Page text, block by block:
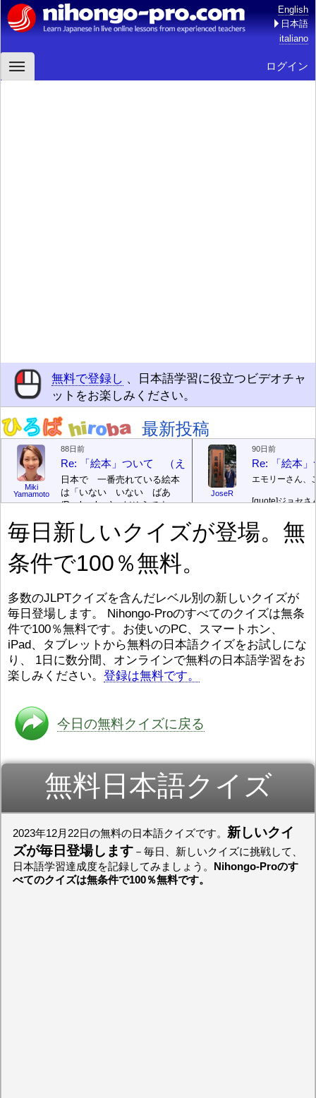
English
日本語
italiano
ログイン
無料で登録し 、日本語学習に役立つビデオチャ
ットをお楽しみください。
最新投稿
Miki
Yamamoto
88日前
Re: 「絵本」ついて （えほん ついて）
日本で 一番売れている絵本
は「いない いない ばあ
(Peek-a-boo)」だそうです。
す。どちらも 1967年に 出
版（しゅっぱん）されまし
た。[/font][/color][/size]絵本はロ
ングセラーがおおいですか
り ありません。「絵本作家
（えほんさっか picture book
author) に なるのは とて
も むずかしいそうです。よ
かったら、このYouTubeを見
てくださいね。 [/font][/color]
[/size]
https://www.youtube.com/watch?
v=psCoMkMOQlY[/color]
JoseR
90日前
Re: 「絵本
エモリーさん、
[quote]ジョセさ
まあ、仕事（し
（す）きです
る会社（かいし
と）めています
ん）はあります
び）が慌（あわ
ストレスが溜（
です。結局（け
ログラミングが
く）したくて、
と）、就職（し
してみたいです
（いま）は全力
でお金（かね）
いますwww。
[quote] すごい
うございました
毎日新しいクイズが登場。無
条件で100％無料。
多数のJLPTクイズを含んだレベル別の新しいクイズが
毎日登場します。 Nihongo-Proのすべてのクイズは無条
件で100％無料です。お使いのPC、スマートホン、
iPad、タブレットから無料の日本語クイズをお試しにな
り、 1日に数分間、オンラインで無料の日本語学習をお
楽しみください。 登録は無料です。
今日の無料クイズに戻る
無料日本語クイズ
2023年12月22日の無料の日本語クイズです。 新しいクイ
ズが毎日登場します －毎日、新しいクイズに挑戦して、
日本語学習達成度を記録してみましょう。 Nihongo-Proのす
べてのクイズは無条件で100％無料です。